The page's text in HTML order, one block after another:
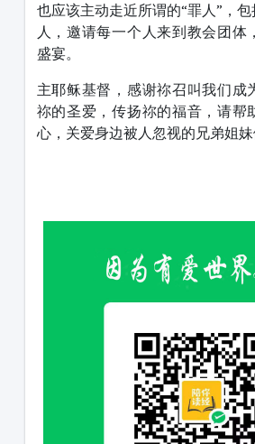
也应该主动走近所谓的“罪人”，
人，邀请每一个人来到教会团体
盛宴。
主耶稣基督，感谢祢召叫我们成
祢的圣爱，传扬祢的福音，请帮
心，关爱身边被人忽视的兄弟姐妹